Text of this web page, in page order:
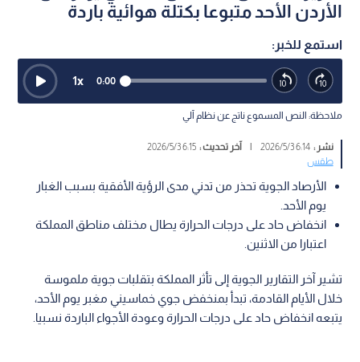
الأردن الأحد متبوعا بكتلة هوائية باردة
استمع للخبر:
0:00
1x
ملاحظة: النص المسموع ناتج عن نظام آلي
نشر :6:14 2026/5/3
| آخر تحديث :6:15 2026/5/3
طقس
الأرصاد الجوية تحذر من تدني مدى الرؤية الأفقية بسبب الغبار
يوم الأحد.
انخفاض حاد على درجات الحرارة يطال مختلف مناطق المملكة
اعتبارا من الاثنين.
تشير آخر التقارير الجوية إلى تأثر المملكة بتقلبات جوية ملموسة
خلال الأيام القادمة، تبدأ بمنخفض جوي خماسيني مغبر يوم الأحد،
يتبعه انخفاض حاد على درجات الحرارة وعودة الأجواء الباردة نسبيا.